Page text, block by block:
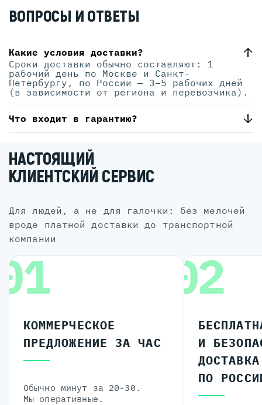
ВОПРОСЫ И ОТВЕТЫ
Какие условия доставки?
Сроки доставки обычно составляют: 1
рабочий день по Москве и Санкт-
Петербургу, по России — 3–5 рабочих дней
(в зависимости от региона и перевозчика).
Что входит в гарантию?
НАСТОЯЩИЙ
КЛИЕНТСКИЙ СЕРВИС
для людей, а не для галочки: без мелочей
вроде платной доставки до транспортной
компании
КОММЕРЧЕСКОЕ
ПРЕДЛОЖЕНИЕ ЗА ЧАС
Обычно минут за 20-30.
Мы оперативные.
02
И
ДОСТАВКА
ПО